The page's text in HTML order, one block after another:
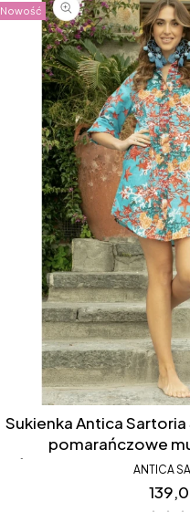
Nowość
Sukienka Antica
pomarańczowe muszle,
śródziemnomorska,
krótsze,
ANTICA
Cena